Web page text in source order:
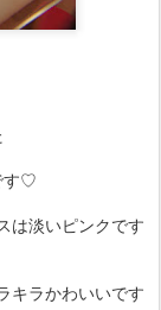
す♡
は淡いピンクです
キラかわいいです